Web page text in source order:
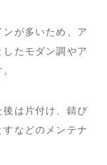
が多いため、ア
たモダン調やア
は片付け、錆び
などのメンテナ